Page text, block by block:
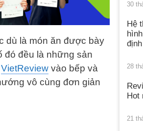
dù là món ăn được bày
đó đều là những sản
VietReview vào bếp và
vô cùng đơn giản
30
Hệ
định
28
Hot
21